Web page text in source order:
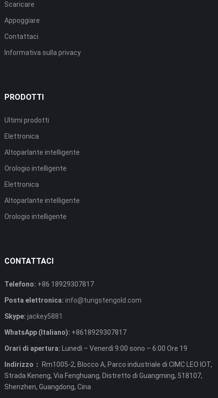
Scaricare
Appoggiare
Contattaci
Informativa sulla privacy
PRODOTTI
Ultimi prodotti
Elettronica
Altoparlante intelligente
Orologio intelligente
Elettronica
Altoparlante intelligente
Orologio intelligente
CONTATTACI
Telefono: +86 18929307817
Posta elettronica: info@tungstengold.com
Skype: jackey5881
WhatsApp (Italiano): +8618929307817
Orari di apertura: Lunedì – Venerdì 9:00 sono – 6:00 Ore 19
Indirizzo：
Rm1005-2, Blocco A, Parco industriale di CIMC LEO IOT,
Strada Keneng, Via Fenghuang, Distretto di Guangming, 518107,
Shenzhen, Guangdong, Cina